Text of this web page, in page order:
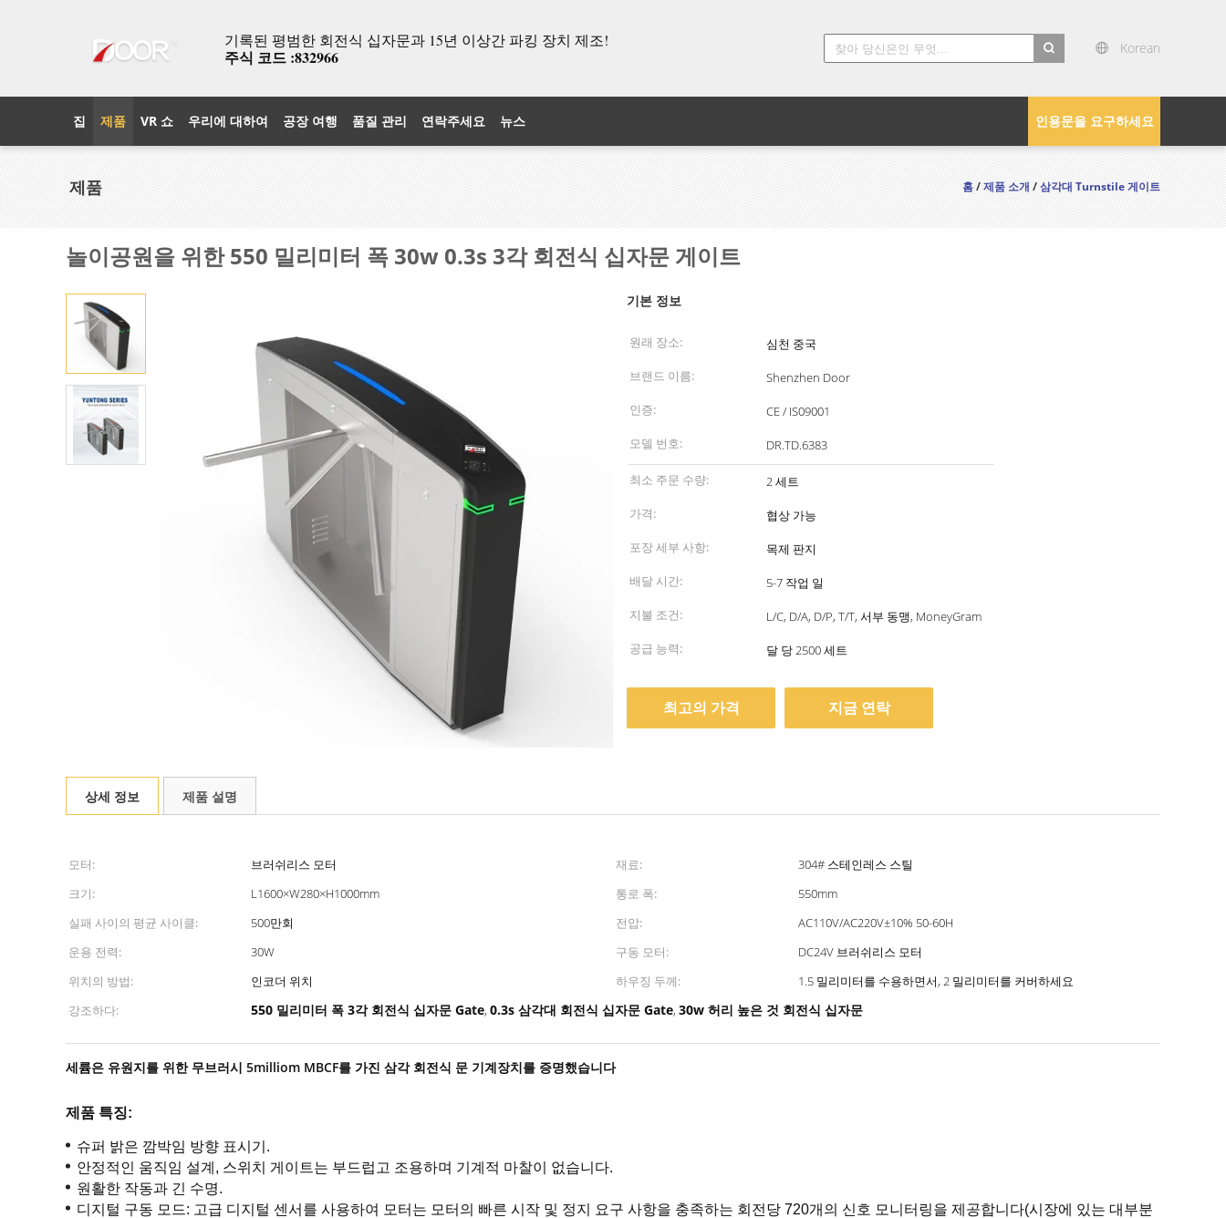
기록된 평범한 회전식 십자문과 15년 이상간 파킹 장치 제조!
주식 코드 :832966 Korean
인용문을 요구하세요
집 제품 VR 쇼 우리에 대하여 공장 여행 품질 관리 연락주세요 뉴스
제품 홈/제품 소개/삼각대 Turnstile 게이트
놀이공원을 위한 550 밀리미터 폭 30w 0.3s 3각 회전식 십자문 게이트
기본 정보
원래 장소:
심천 중국
브랜드 이름:
Shenzhen Door
인증:
CE / IS09001
모델 번호:
DR.TD.6383
최소 주문 수량:
2 세트
가격:
협상 가능
포장 세부 사항:
목제 판지
배달 시간:
5-7 작업 일
지불 조건:
L/C, D/A, D/P, T/T, 서부 동맹, MoneyGram
공급 능력:
달 당 2500 세트
최고의 가격 지금 연락
상세 정보 제품 설명
모터: 브러쉬리스 모터 재료:
304# 스테인레스 스틸
크기:
L1600×W280×H1000mm 통로 폭:
550mm
실패 사이의 평균 사이클:
500만회 전압:
AC110V/AC220V±10% 50-60H
운용 전력:
30W 구동 모터:
DC24V 브러쉬리스 모터
위치의 방법:
인코더 위치 하우징 두께:
1.5 밀리미터를 수용하면서, 2 밀리미터를 커버하세요
강조하다:
550 밀리미터 폭 3각 회전식 십자문 Gate, 0.3s 삼각대 회전식 십자문 Gate, 30w 허리 높은 것 회전식 십자문
세륨은 유원지를 위한 무브러시 5milliom MBCF를 가진 삼각 회전식 문 기계장치를 증명했습니다
제품 특징:
슈퍼 밝은 깜박임 방향 표시기.
안정적인 움직임 설계, 스위치 게이트는 부드럽고 조용하며 기계적 마찰이 없습니다.
원활한 작동과 긴 수명.
디지털 구동 모드: 고급 디지털 센서를 사용하여 모터는 모터의 빠른 시작 및 정지 요구 사항을 충족하는 회전당 720개의 신호 모니터링을 제공합니다(시장에 있는 대부분